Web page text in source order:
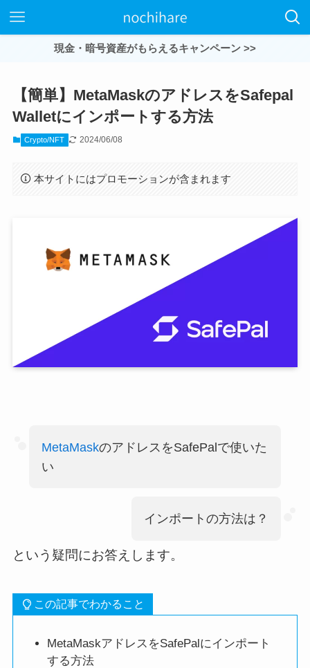
現金・暗号資産がもらえるキャンペーン >>
【簡単】MetaMaskのアドレスをSafepal
Walletにインポートする方法
Crypto/NFT 2024/06/08
本サイトにはプロモーションが含まれます
MetaMaskのアドレスをSafePalで使いた
い
インポートの方法は？
という疑問にお答えします。
この記事でわかること
MetaMaskアドレスをSafePalにインポート
する方法